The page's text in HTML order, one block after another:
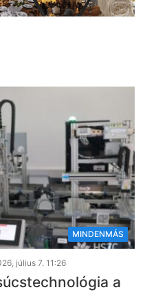
MINDENMÁS
július 7. 11:26
a